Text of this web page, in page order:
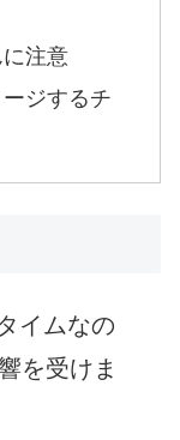
注意
ジするチ
イムなの
を受けま